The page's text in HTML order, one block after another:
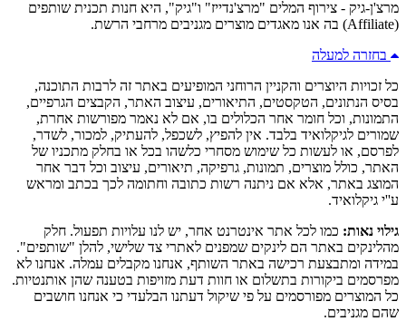
מרצ'ן-גיק - צירוף המלים "מרצ'נדייז" ו"גיק", היא חנות תכנית שותפים
(Affiliate) בה אנו מאגדים מוצרים מגניבים מרחבי הרשת.
בחזרה למעלה
כל זכויות היוצרים והקניין הרוחני המופיעים באתר זה לרבות התוכנה,
בסיס הנתונים, הטקסטים, התיאורים, עיצוב האתר, הקבצים הגרפיים,
התמונות, וכל חומר אחר הכלולים בו, אם לא נאמר מפורשות אחרת,
שמורים לגיקלואיד בלבד. אין להפיץ, לשכפל, להעתיק, למכור, לשדר,
לפרסם, או לעשות כל שימוש מסחרי כלשהו בכל או בחלק מתכניו של
האתר, כולל מוצרים, תמונות, גרפיקה, תיאורים, עיצוב וכל דבר אחר
המוצג באתר, אלא אם ניתנה רשות כתובה וחתומה לכך בכתב ומראש
ע''י גיקלואיד.
גילוי נאות: כמו לכל אתר אינטרנט אחר, יש לנו עלויות תפעול. חלק
מהלינקים באתר הם לינקים שמפנים לאתרי צד שלישי, להלן "שותפים".
במידה ומתבצעת רכישה באתר השותף, אנחנו מקבלים עמלה. אנחנו לא
מפרסמים ביקורות בתשלום או חוות דעת מזויפות בטענה שהן אותנטיות.
כל המוצרים מפורסמים על פי שיקול דעתנו הבלעדי כי אנחנו חושבים
שהם מגניבים.